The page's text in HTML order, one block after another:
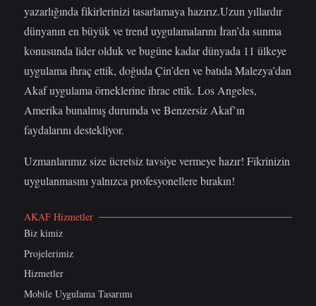
yazarlığında fikirlerinizi tasarlamaya hazırız.Uzun yıllardır
dünyanın en büyük ve trend uygulamalarını İran’da sunma
konusunda lider olduk ve bugüne kadar dünyada 11 ülkeye
uygulama ihraç ettik, doğuda Çin’den ve batıda Malezya’dan
Akaf uygulama örneklerine ihrac ettik. Los Angeles,
Amerika bunalmış durumda ve Benzersiz Akaf’ın
faydalarını destekliyor.
Uzmanlarımız size ücretsiz tavsiye vermeye hazır! Fikrinizin
uygulanmasını yalnızca profesyonellere bırakın!
AKAF Hizmetler
Biz kimiz
Projelerimiz
Hizmetler
Mobile Uygulama Tasarımı